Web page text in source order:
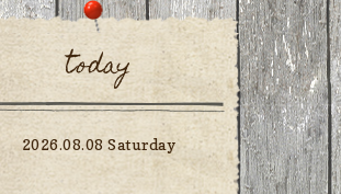
today
2026.08.08 Saturday